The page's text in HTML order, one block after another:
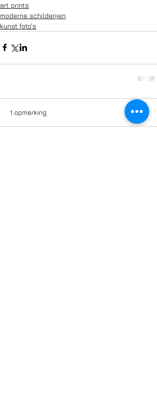
art prints
moderne schilderijen
kunst foto's
1 opmerking